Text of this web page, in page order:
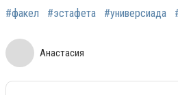
#факел
#эстафета #универсиада
Анастасия